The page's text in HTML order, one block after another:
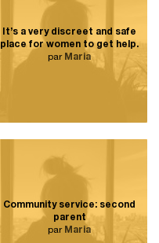
It’s a very discreet and safe
place for women to get help.
par Maria
Community service: second
parent
par Maria